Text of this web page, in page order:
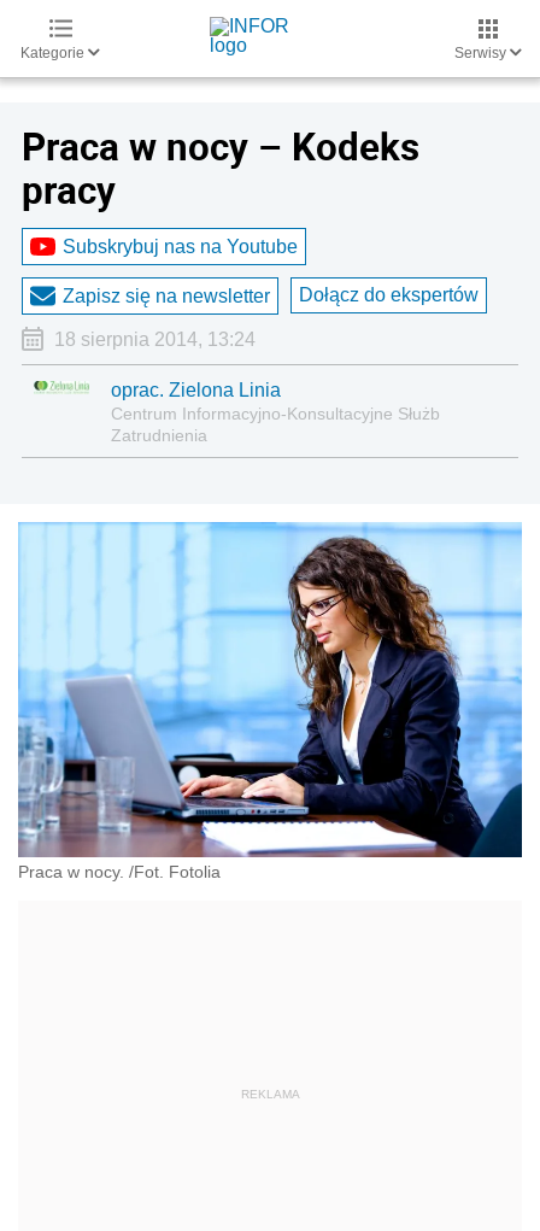
Kategorie Serwisy
Praca w nocy – Kodeks
pracy
Subskrybuj nas na Youtube
Zapisz się na newsletter Dołącz do ekspertów
18 sierpnia 2014, 13:24
oprac. Zielona Linia
Centrum Informacyjno-Konsultacyjne Służb
Zatrudnienia
Praca w nocy. /Fot. Fotolia